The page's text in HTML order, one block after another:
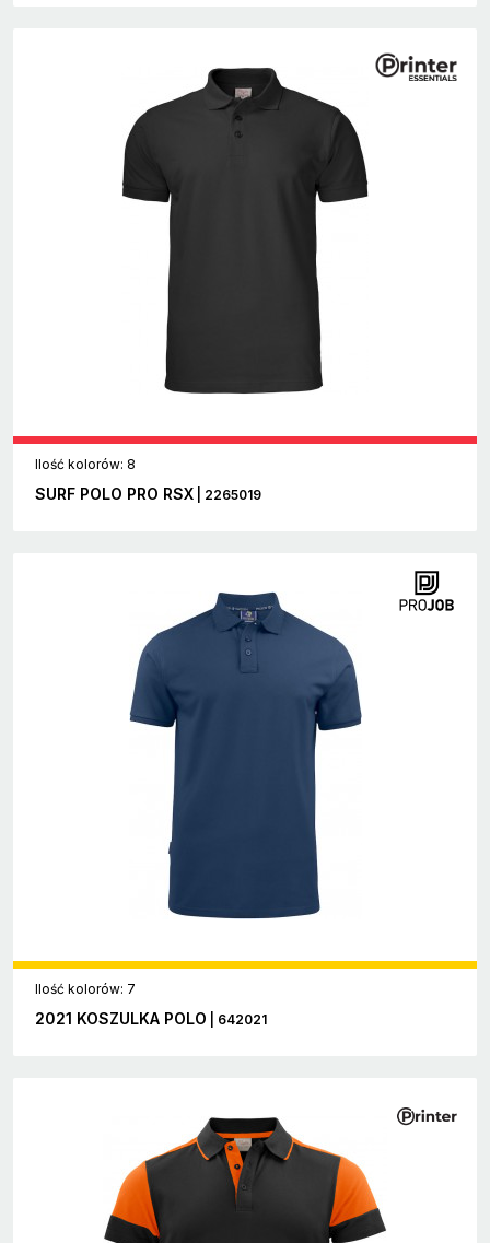
Ilość kolorów: 8
SURF POLO PRO RSX | 2265019
Ilość kolorów: 7
2021 KOSZULKA POLO | 642021